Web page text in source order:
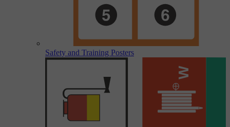
Safety and Training Posters